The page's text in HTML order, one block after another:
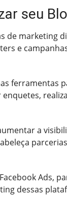
seu
de marketing
e
ferramentas
a
Ads,
dessas